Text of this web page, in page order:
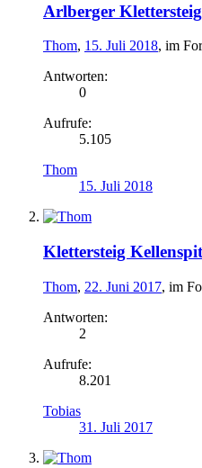
Arlberger Klettersteig
Thom, 15. Juli 2018, im
Antworten:
0
Aufrufe:
5.105
Thom
15. Juli 2018
Klettersteig
Thom, 22. Juni 2017, im
Antworten:
2
Aufrufe:
8.201
Tobias
31. Juli 2017